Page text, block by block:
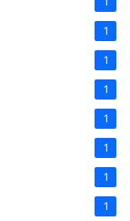
1
1
1
1
1
1
1